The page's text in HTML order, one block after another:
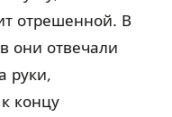
отрешенной. В
они отвечали
руки,
концу